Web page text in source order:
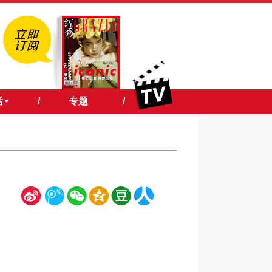
/ 专题 /
新 腾 微 空 豆